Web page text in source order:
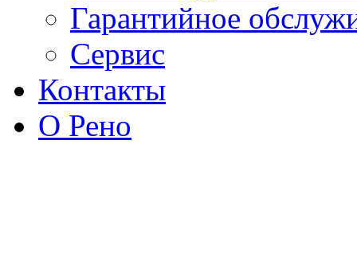
Гарантийное
Сервис
Контакты
О Рено